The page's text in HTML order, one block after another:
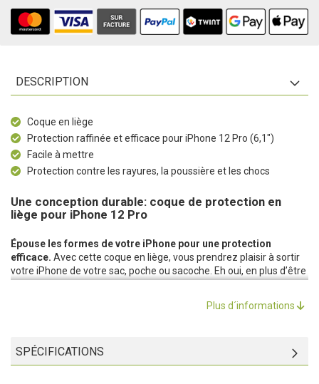
DESCRIPTION
Coque en liège
Protection raffinée et efficace pour iPhone 12 Pro (6,1")
Facile à mettre
Protection contre les rayures, la poussière et les chocs
Une conception durable: coque de protection en
liège pour iPhone 12 Pro
Épouse les formes de votre iPhone pour une protection
efficace. Avec cette coque en liège, vous prendrez plaisir à sortir
votre iPhone de votre sac, poche ou sacoche. Eh oui, en plus d’être
naturel qui présente un joli veinage et donne une allure unique à
votre téléphone. Conjugué à la solidité du plastique sur l’intérieur, il
Plus d´informations
SPÉCIFICATIONS